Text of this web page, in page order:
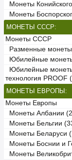
Монеты
Монеты
МОНЕТЫ СССР:
Монеты СССР
Разменные
Юбилейные
Юбилейные
технология PROOF
МОНЕТЫ ЕВРОПЫ:
Монеты Европы
Монеты Албании
Монеты Бельгии
Монеты Беларуси
Монеты Боснии и
Монеты